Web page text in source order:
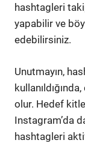
hashtagleri
yapabilir ve
edebilirsiniz.
Unutmayın,
olur. Hedef
Instagram’da
hashtagleri